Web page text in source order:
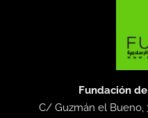
Fundación
C/ Guzmán el Bueno,